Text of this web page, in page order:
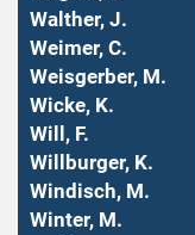
Walther, J.
Weimer, C.
Weisgerber, M.
Wicke, K.
Will, F.
Willburger, K.
Windisch, M.
Winter, M.